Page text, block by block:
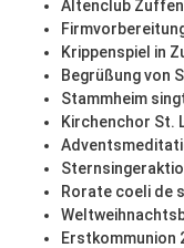
Altenclub
Krippenspiel in
Begrüßung von
Stammheim
Kirchenchor St.
Rorate coeli de
Erstkommunion